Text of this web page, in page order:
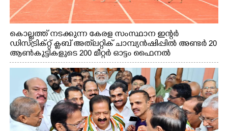
കൊല്ലത്ത് നടക്കുന്ന കേരള സംസ്ഥാന ഇന്റർ
ഡിസ്ട്രിക്റ്റ് ക്ലബ് അത്‌ലറ്റിക് ചാമ്പ്യൻഷിപ്പിൽ അണ്ടർ 20
ആൺകുട്ടികളുടെ 200 മീറ്റർ ഓട്ടം ഫൈനൽ
മത്സരത്തിനിടെ സിന്തറ്റിക് ട്രാക്കിന് കുറുകെ ഓടുന്ന
Copy Link